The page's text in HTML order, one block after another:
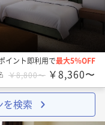
イント即利用で最大5％OFF
￥8,800〜 ￥8,360〜
を検索